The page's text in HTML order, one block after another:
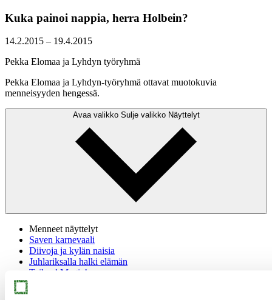
Kuka painoi nappia, herra Holbein?
14.2.2015 – 19.4.2015
Pekka Elomaa ja Lyhdyn työryhmä
Pekka Elomaa ja Lyhdyn-työryhmä ottavat muotokuvia
menneisyyden hengessä.
Avaa valikko Sulje valikko Näyttelyt
Menneet näyttelyt
Saven karnevaali
Diivoja ja kylän naisia
Juhlariksalla halki elämän
Taikaa! Magic!